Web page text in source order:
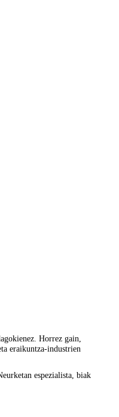
Horrez gain,
eraikuntza-industrien
espezialista, biak